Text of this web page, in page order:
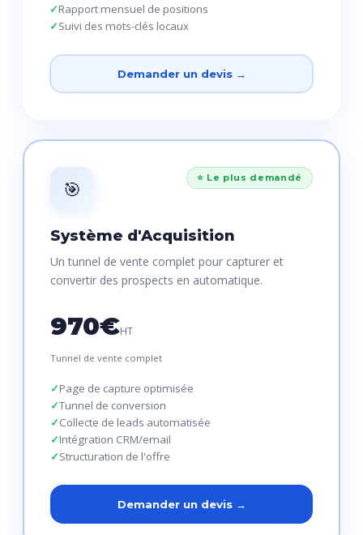
Rapport mensuel de positions
Suivi des mots-clés locaux
Demander un devis →
🎯 ⭐ Le plus demandé
Système d'Acquisition
Un tunnel de vente complet pour capturer et
convertir des prospects en automatique.
970€HT
Tunnel de vente complet
Page de capture optimisée
Tunnel de conversion
Collecte de leads automatisée
Intégration CRM/email
Structuration de l'offre
Demander un devis →